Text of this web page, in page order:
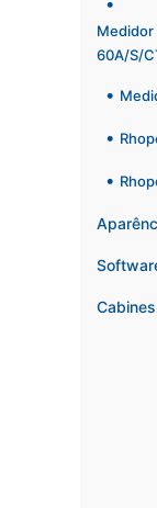
Medidor
60A/S/